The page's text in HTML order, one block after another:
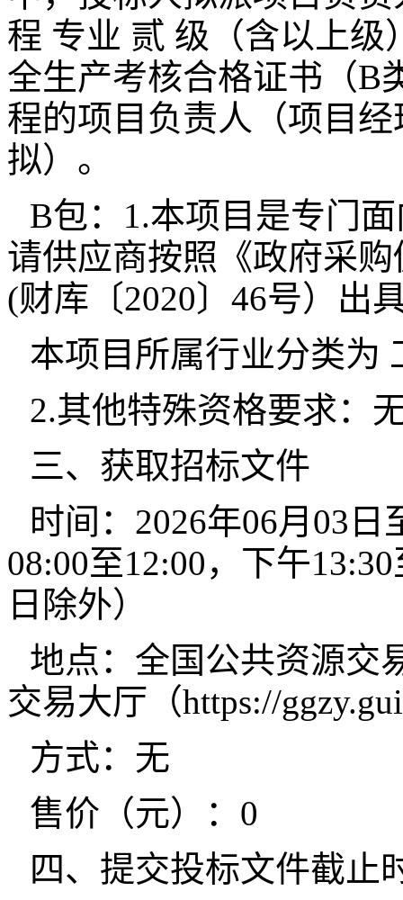
程 专业 贰 级（含以上
全生产考核合格证书（B
程的项目负责人（项目
拟）。
B包：1.本项目是专门
请供应商按照《政府采
(财库〔2020〕46号）出
本项目所属行业分类为
2.其他特殊资格要求：
三、获取招标文件
时间：2026年06月03
08:00至12:00，下午
日除外）
地点：全国公共资源交
交易大厅（https://
方式：无
售价（元）：0
四、提交投标文件截止